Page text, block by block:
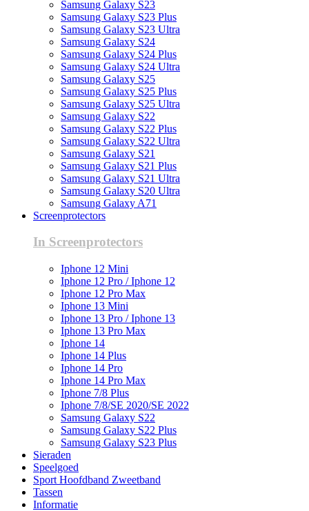
Samsung Galaxy S23
Samsung Galaxy S23 Plus
Samsung Galaxy S23 Ultra
Samsung Galaxy S24
Samsung Galaxy S24 Plus
Samsung Galaxy S24 Ultra
Samsung Galaxy S25
Samsung Galaxy S25 Plus
Samsung Galaxy S25 Ultra
Samsung Galaxy S22
Samsung Galaxy S22 Plus
Samsung Galaxy S22 Ultra
Samsung Galaxy S21
Samsung Galaxy S21 Plus
Samsung Galaxy S21 Ultra
Samsung Galaxy S20 Ultra
Samsung Galaxy A71
Screenprotectors
In Screenprotectors
Iphone 12 Mini
Iphone 12 Pro / Iphone 12
Iphone 12 Pro Max
Iphone 13 Mini
Iphone 13 Pro / Iphone 13
Iphone 13 Pro Max
Iphone 14
Iphone 14 Plus
Iphone 14 Pro
Iphone 14 Pro Max
Iphone 7/8 Plus
Iphone 7/8/SE 2020/SE 2022
Samsung Galaxy S22
Samsung Galaxy S22 Plus
Samsung Galaxy S23 Plus
Sieraden
Speelgoed
Sport Hoofdband Zweetband
Tassen
Informatie